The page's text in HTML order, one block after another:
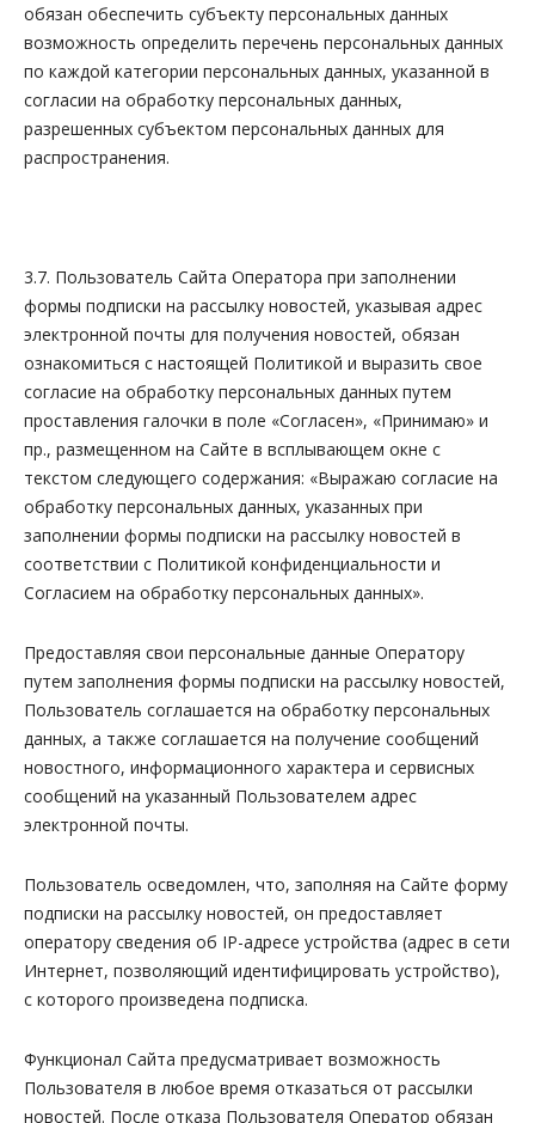
обязан обеспечить субъекту персональных данных
возможность определить перечень персональных данных
по каждой категории персональных данных, указанной в
согласии на обработку персональных данных,
разрешенных субъектом персональных данных для
распространения.
3.7. Пользователь Сайта Оператора при заполнении
формы подписки на рассылку новостей, указывая адрес
электронной почты для получения новостей, обязан
ознакомиться с настоящей Политикой и выразить свое
согласие на обработку персональных данных путем
проставления галочки в поле «Согласен», «Принимаю» и
пр., размещенном на Сайте в всплывающем окне с
текстом следующего содержания: «Выражаю согласие на
обработку персональных данных, указанных при
заполнении формы подписки на рассылку новостей в
соответствии с Политикой конфиденциальности и
Согласием на обработку персональных данных».
Предоставляя свои персональные данные Оператору
путем заполнения формы подписки на рассылку новостей,
Пользователь соглашается на обработку персональных
данных, а также соглашается на получение сообщений
новостного, информационного характера и сервисных
сообщений на указанный Пользователем адрес
электронной почты.
Пользователь осведомлен, что, заполняя на Сайте форму
подписки на рассылку новостей, он предоставляет
оператору сведения об IP-адресе устройства (адрес в сети
Интернет, позволяющий идентифицировать устройство),
с которого произведена подписка.
Функционал Сайта предусматривает возможность
Пользователя в любое время отказаться от рассылки
новостей. После отказа Пользователя Оператор обязан